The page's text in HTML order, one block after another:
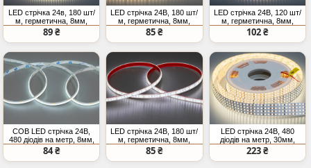
LED стрічка 24в, 180 шт/
м, герметична, 8мм,
нейтральний
89 ₴
LED стрічка 24В, 180 шт/
м, герметична, 8мм,
теплий
85 ₴
LED стрічка 24В, 120 шт/
м, герметична, 8мм,
нейтральний
102 ₴
COB LED стрічка 24В,
480 діодів на метр, 8мм,
холодний
84 ₴
LED стрічка 24В, 180 шт/
м, герметична, 8мм,
нейтральний
85 ₴
LED стрічка 24В, 480
діодів на метр, 30мм,
нейтральний
223 ₴